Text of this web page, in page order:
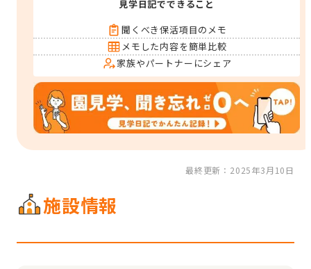
見学日記でできること
聞くべき保活項目のメモ
メモした内容を簡単比較
家族やパートナーにシェア
最終更新：2025年3月10日
施設情報